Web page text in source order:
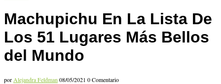
Machupichu En La Lista De
Los 51 Lugares Más Bellos
del Mundo
por Alejandra Feldman 08/05/2021 0 Comentario